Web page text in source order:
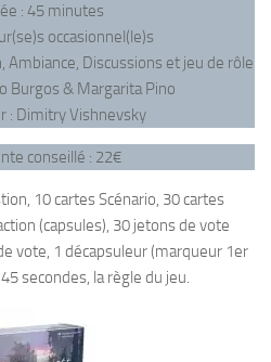
: 45 minutes
occasionnel(le)s
Ambiance, Discussions et jeu de rôle
& Margarita Pino
Dimitry Vishnevsky
conseillé : 22€
10 cartes Scénario, 30 cartes
(capsules), 30 jetons de vote
vote, 1 décapsuleur (marqueur 1er
secondes, la règle du jeu.